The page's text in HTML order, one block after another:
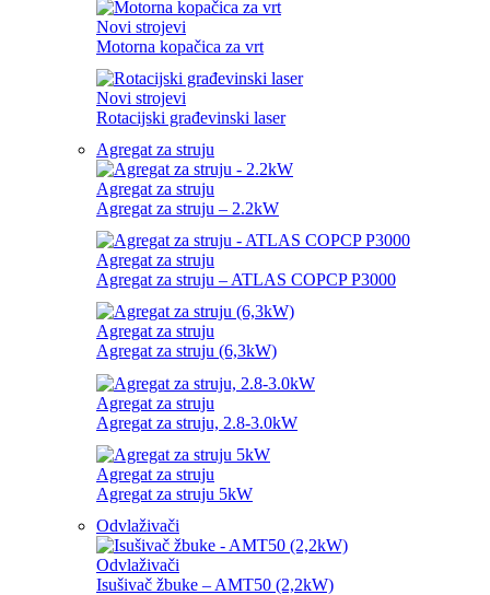
Novi strojevi
Motorna kopačica za vrt
Novi strojevi
Rotacijski građevinski laser
Agregat za struju
Agregat za struju
Agregat za struju – 2.2kW
Agregat za struju
Agregat za struju – ATLAS COPCP P3000
Agregat za struju
Agregat za struju (6,3kW)
Agregat za struju
Agregat za struju, 2.8-3.0kW
Agregat za struju
Agregat za struju 5kW
Odvlaživači
Odvlaživači
Isušivač žbuke – AMT50 (2,2kW)